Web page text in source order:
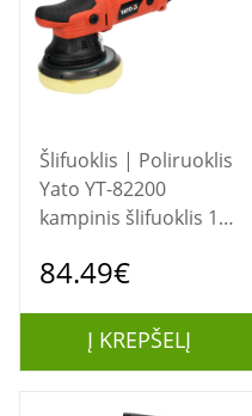
Šlifuoklis | Poliruoklis
Yato YT-82200
kampinis šlifuoklis 15
2,2 kg
84.49€
Į KREPŠELĮ